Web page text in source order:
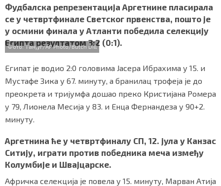
c
e
b
o
o
k
i
t
t
e
r
a
t
s
A
p
p
b
e
r
a
r
e
Фудбалска репрезентација Аргетнине пласирала
се у четвртфинале Светског првенства, пошто је
у осмини финала у Атланти победила селекцију
Египта резултатом 3:2 (0:1).
Фото: Танјуг/AP Photo/Butch Dill
Египат је водио 2:0 головима Јасера Ибрахима у 15. и
Мустафе Зика у 67. минуту, а бранилац трофеја је до
преокрета и тријумфа дошао преко Кристијана Ромера
у 79, Лионела Месија у 83. и Енца Фернандеза у 90+2.
минуту.
Аргетнина ће у четвртфиналу СП, 12. јула у Канзас
Ситију, играти против победника меча између
Колумбије и Швајцарске.
Афричка селекција је повела у 15. минуту, Марван Атија
ВИДЕО
СПЕЦИЈАЛИ
БЛОГ
СРБИЈА
СВЕТ
ЖИВОТ И СТИЛ
СПОРТ
БИЗНИС